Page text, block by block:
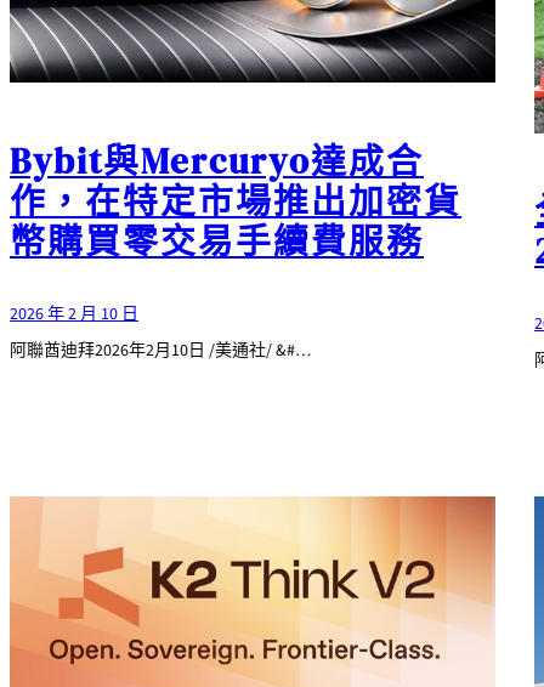
Bybit與Mercuryo達成合
作，在特定市場推出加密貨
幣購買零交易手續費服務
2026 年 2 月 10 日
阿聯酋迪拜2026年2月10日 /美通社/ &#…